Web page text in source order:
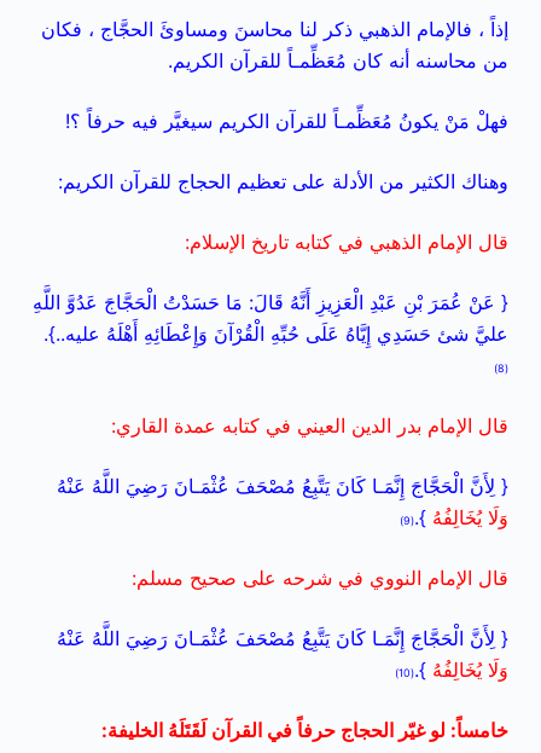
إذاً ، فالإمام الذهبي ذكر لنا محاسنَ ومساوئَ الحجَّاج ، فكان
من محاسنه أنه كان مُعَظِّمـاً للقرآن الكريم.
فهلْ مَنْ يكونُ مُعَظِّمـاً للقرآن الكريم سيغيَّر فيه حرفاً ؟!
وهناك الكثير من الأدلة على تعظيم الحجاج للقرآن الكريم:
قال الإمام الذهبي في كتابه تاريخ الإسلام:
{ عَنْ عُمَرَ بْنِ عَبْدِ الْعَزِيزِ أَنَّهُ قَالَ: مَا حَسَدْتُ الْحَجَّاجَ عَدُوَّ اللَّهِ
عليَّ شئ حَسَدِي إِيَّاهُ عَلَى حُبِّهِ الْقُرْآنَ وَإِعْطَائِهِ أَهْلَهُ عليه..}.
(8)
قال الإمام بدر الدين العيني في كتابه عمدة القاري:
{ لِأَنَّ الْحَجَّاجَ إِنَّمَـا كَانَ يَتَّبِعُ مُصْحَفَ عُثْمَـانَ رَضِيَ اللَّهُ عَنْهُ
وَلَا يُخَالِفُهُ }.
(9)
قال الإمام النووي في شرحه على صحيح مسلم:
{ لِأَنَّ الْحَجَّاجَ إِنَّمَـا كَانَ يَتَّبِعُ مُصْحَفَ عُثْمَـانَ رَضِيَ اللَّهُ عَنْهُ
وَلَا يُخَالِفُهُ }.
(10)
خامساً: لو غيّر الحجاج حرفاً في القرآن لَقَتَلَهُ الخليفة: